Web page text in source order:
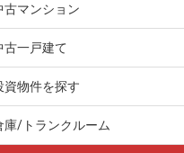
古マンション
古一戸建て
資物件を探す
庫/トランクルーム